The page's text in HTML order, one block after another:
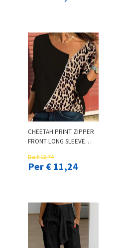
CHEETAH PRINT ZIPPER
FRONT LONG SLEEVE
Da € 12,74
Per € 11,24